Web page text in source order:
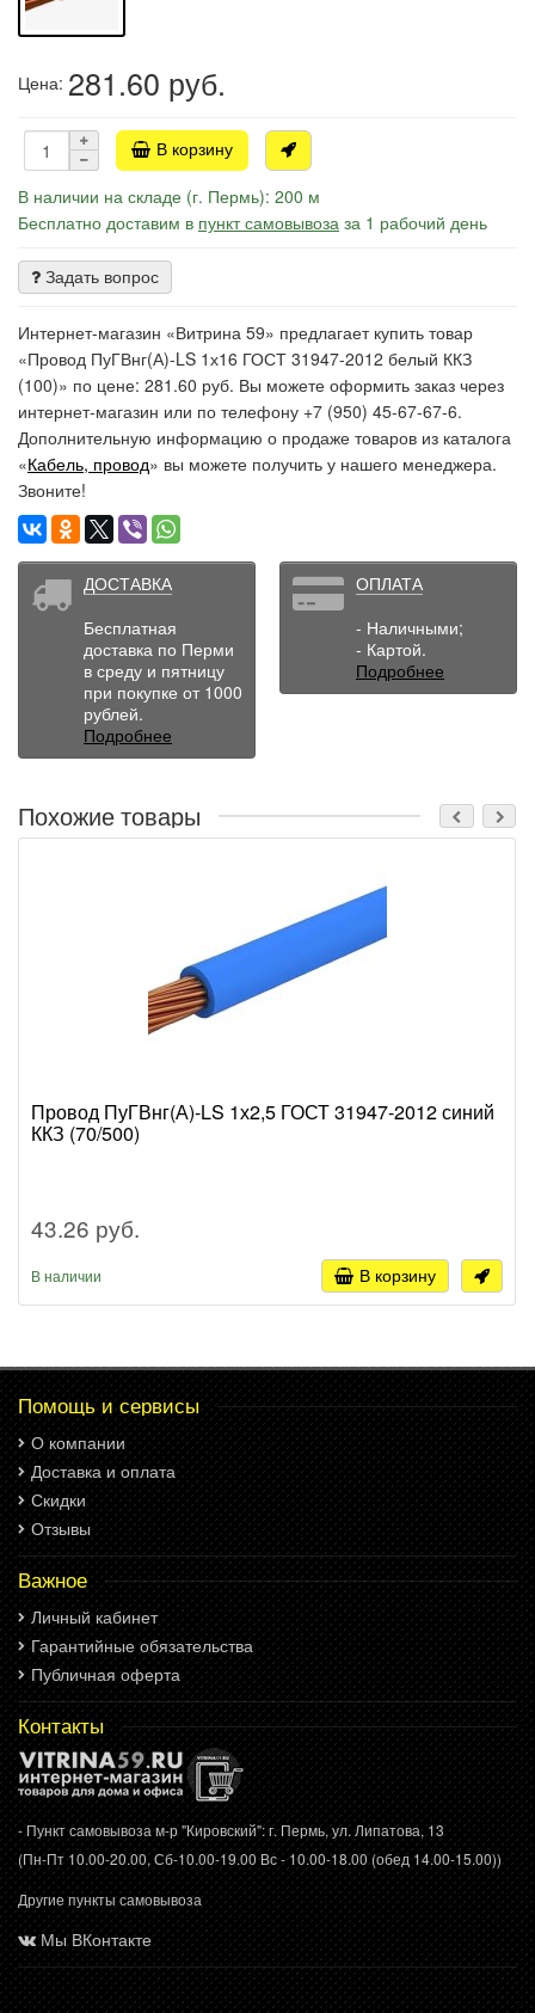
Цена: 281.60 руб.
В корзину
В наличии на складе (г. Пермь): 200 м
Бесплатно доставим в пункт самовывоза за 1 рабочий день
Задать вопрос
Интернет-магазин «Витрина 59» предлагает купить товар
«Провод ПуГВнг(А)-LS 1х16 ГОСТ 31947-2012 белый ККЗ
(100)» по цене: 281.60 руб. Вы можете оформить заказ через
интернет-магазин или по телефону +7 (950) 45-67-67-6.
Дополнительную информацию о продаже товаров из каталога
«Кабель, провод» вы можете получить у нашего менеджера.
Звоните!
ДОСТАВКА
Бесплатная
доставка по Перми
в среду и пятницу
при покупке от 1000
рублей.
Подробнее
ОПЛАТА
- Наличными;
- Картой.
Подробнее
Похожие товары
Провод ПуГВнг(А)-LS 1х2,5 ГОСТ 31947-2012 синий
ККЗ (70/500)
43.26 руб.
В наличии В корзину
Помощь и сервисы
О компании
Доставка и оплата
Скидки
Отзывы
Важное
Личный кабинет
Гарантийные обязательства
Публичная оферта
Контакты
- Пункт самовывоза м-р "Кировский": г. Пермь, ул. Липатова, 13
(Пн-Пт 10.00-20.00, Сб-10.00-19.00 Вс - 10.00-18.00 (обед 14.00-15.00))
Другие пункты самовывоза
Мы ВКонтакте